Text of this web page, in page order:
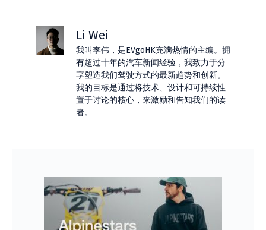
Li Wei
我叫李伟，是EVgoHK充满热情的主编。拥
有超过十年的汽车新闻经验，我致力于分
享塑造我们驾驶方式的最新趋势和创新。
我的目标是通过将技术、设计和可持续性
置于讨论的核心，来激励和告知我们的读
者。